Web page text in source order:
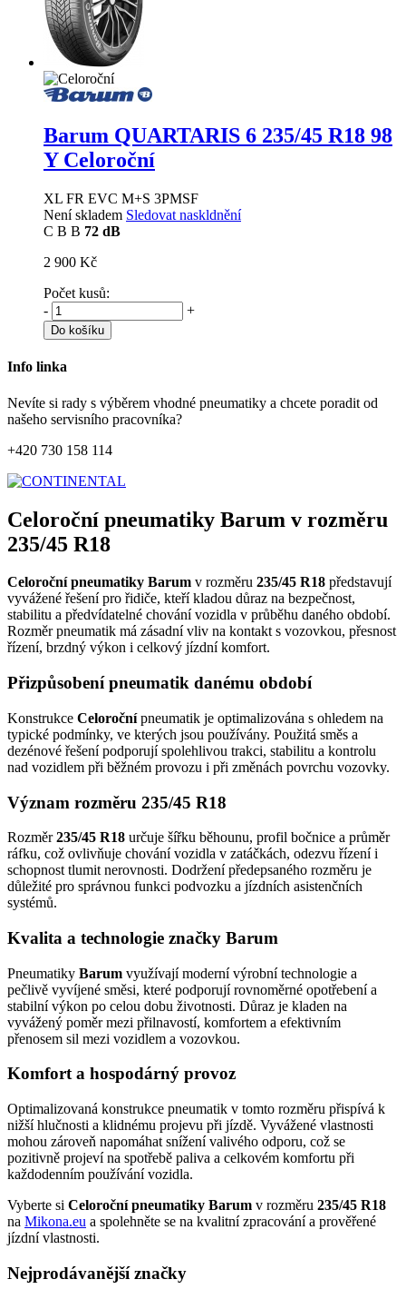
Barum QUARTARIS 6 235/45 R18 98
Y Celoroční
XL FR EVC M+S 3PMSF
Není skladem Sledovat naskldnění
C B B 72 dB
2 900 Kč
Počet kusů:
-
+
Do košíku
Info linka
Nevíte si rady s výběrem vhodné pneumatiky a chcete poradit od
našeho servisního pracovníka?
+420 730 158 114
Celoroční pneumatiky Barum v rozměru
235/45 R18
Celoroční pneumatiky Barum v rozměru 235/45 R18 představují
vyvážené řešení pro řidiče, kteří kladou důraz na bezpečnost,
stabilitu a předvídatelné chování vozidla v průběhu daného období.
Rozměr pneumatik má zásadní vliv na kontakt s vozovkou, přesnost
řízení, brzdný výkon i celkový jízdní komfort.
Přizpůsobení pneumatik danému období
Konstrukce Celoročnípneumatik je optimalizována s ohledem na
typické podmínky, ve kterých jsou používány. Použitá směs a
dezénové řešení podporují spolehlivou trakci, stabilitu a kontrolu
nad vozidlem při běžném provozu i při změnách povrchu vozovky.
Význam rozměru 235/45 R18
Rozměr235/45 R18 určuje šířku běhounu, profil bočnice a průměr
ráfku, což ovlivňuje chování vozidla v zatáčkách, odezvu řízení i
schopnost tlumit nerovnosti. Dodržení předepsaného rozměru je
důležité pro správnou funkci podvozku a jízdních asistenčních
systémů.
Kvalita a technologie značky Barum
Pneumatiky Barum využívají moderní výrobní technologie a
pečlivě vyvíjené směsi, které podporují rovnoměrné opotřebení a
stabilní výkon po celou dobu životnosti. Důraz je kladen na
vyvážený poměr mezi přilnavostí, komfortem a efektivním
přenosem sil mezi vozidlem a vozovkou.
Komfort a hospodárný provoz
Optimalizovaná konstrukce pneumatik v tomto rozměru přispívá k
nižší hlučnosti a klidnému projevu při jízdě. Vyvážené vlastnosti
mohou zároveň napomáhat snížení valivého odporu, což se
pozitivně projeví na spotřebě paliva a celkovém komfortu při
každodenním používání vozidla.
Vyberte si Celoroční pneumatiky Barum v rozměru 235/45 R18
na Mikona.eu a spolehněte se na kvalitní zpracování a prověřené
jízdní vlastnosti.
Nejprodávanější značky